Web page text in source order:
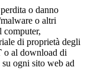
o danno
o altri
computer,
di proprietà degli
o al download di
ogni sito web ad